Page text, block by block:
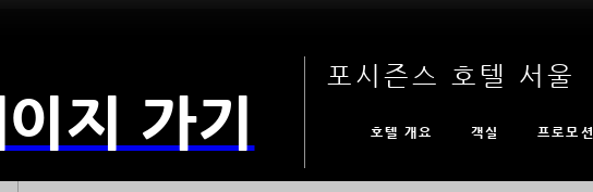
지 가기
포시즌스 호텔 서울
호텔 개요 객실 프로모션